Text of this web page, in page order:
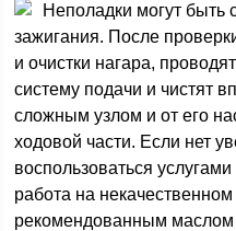
Неполадки могут быть
зажигания. После
и очистки нагара,
систему подачи и чистят
сложным узлом и от его
ходовой части. Если нет
воспользоваться
работа на
рекомендованным маслом